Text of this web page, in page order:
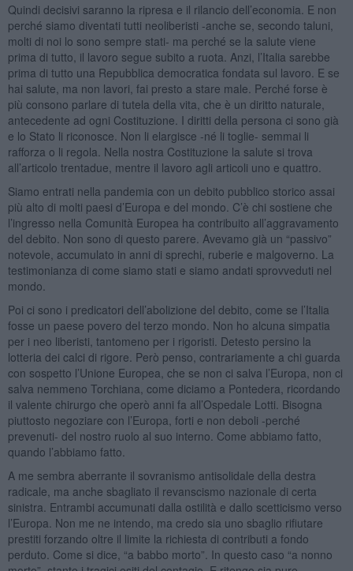
Quindi decisivi saranno la ripresa e il rilancio dell’economia. E non
perché siamo diventati tutti neoliberisti -anche se, secondo taluni,
molti di noi lo sono sempre stati- ma perché se la salute viene
prima di tutto, il lavoro segue subito a ruota. Anzi, l’Italia sarebbe
prima di tutto una Repubblica democratica fondata sul lavoro. E se
hai salute, ma non lavori, fai presto a stare male. Perché forse è
più consono parlare di tutela della vita, che è un diritto naturale,
antecedente ad ogni Costituzione. I diritti della persona ci sono già
e lo Stato li riconosce. Non li elargisce -né li toglie- semmai li
rafforza o li regola. Nella nostra Costituzione la salute si trova
all’articolo trentadue, mentre il lavoro agli articoli uno e quattro.
Siamo entrati nella pandemia con un debito pubblico storico assai
più alto di molti paesi d’Europa e del mondo. C’è chi sostiene che
l’ingresso nella Comunità Europea ha contribuito all’aggravamento
del debito. Non sono di questo parere. Avevamo già un “passivo”
notevole, accumulato in anni di sprechi, ruberie e malgoverno. La
testimonianza di come siamo stati e siamo andati sprovveduti nel
mondo.
Poi ci sono i predicatori dell’abolizione del debito, come se l’Italia
fosse un paese povero del terzo mondo. Non ho alcuna simpatia
per i neo liberisti, tantomeno per i rigoristi. Detesto persino la
lotteria dei calci di rigore. Però penso, contrariamente a chi guarda
con sospetto l’Unione Europea, che se non ci salva l’Europa, non ci
salva nemmeno Torchiana, come diciamo a Pontedera, ricordando
il valente chirurgo che operò anni fa all’Ospedale Lotti. Bisogna
piuttosto negoziare con l’Europa, forti e non deboli -perché
prevenuti- del nostro ruolo al suo interno. Come abbiamo fatto,
quando l’abbiamo fatto.
A me sembra aberrante il sovranismo antisolidale della destra
radicale, ma anche sbagliato il revanscismo nazionale di certa
sinistra. Entrambi accumunati dalla ostilità e dallo scetticismo verso
l’Europa. Non me ne intendo, ma credo sia uno sbaglio rifiutare
prestiti forzando oltre il limite la richiesta di contributi a fondo
perduto. Come si dice, “a babbo morto”. In questo caso “a nonno